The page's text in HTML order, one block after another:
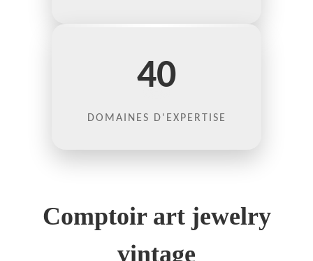
40
DOMAINES D'EXPERTISE
Comptoir art jewelry
vintage